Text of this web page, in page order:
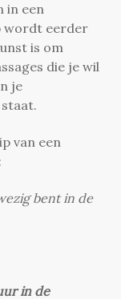
in een
wordt eerder
is om
die je wil
je
van een
bent in de
in de